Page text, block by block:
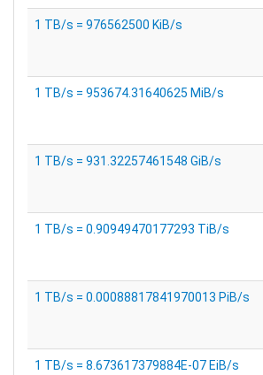
1 TB/s = 976562500 KiB/s
1 TB/s = 953674.31640625 MiB/s
1 TB/s = 931.32257461548 GiB/s
1 TB/s = 0.90949470177293 TiB/s
1 TB/s = 0.00088817841970013 PiB/s
1 TB/s = 8.673617379884E-07 EiB/s